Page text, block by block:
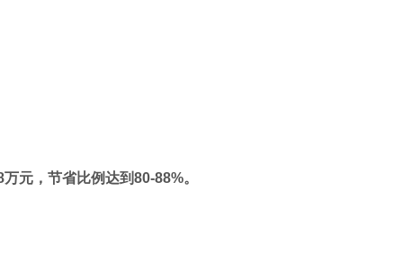
元，节省比例达到80-88%。